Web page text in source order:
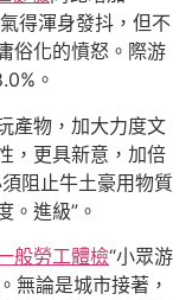
得渾身發抖，但不
俗化的憤怒。際游
。
產物，加大力度文
，更具新意，加倍
阻止牛土豪用物質
。進級”。
般勞工體檢“小眾游
無論是城市接著，